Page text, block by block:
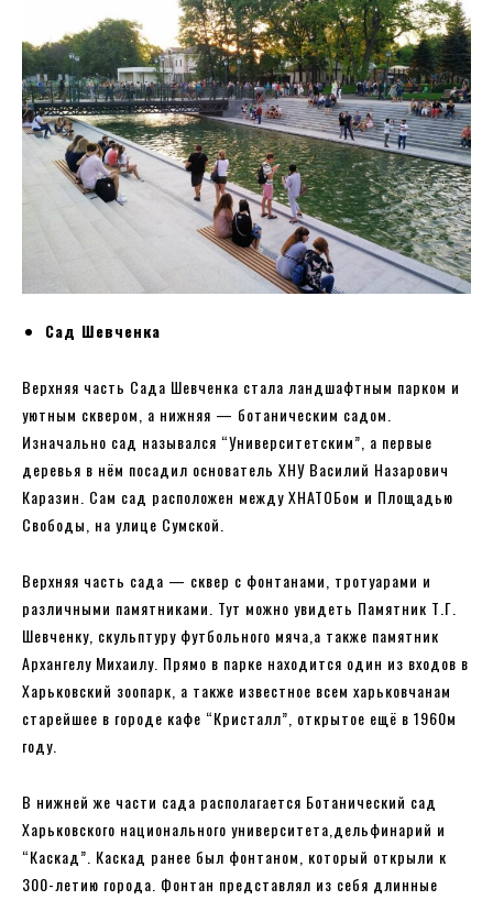
Сад Шевченка
Верхняя часть Сада Шевченка стала ландшафтным парком и
уютным сквером, а нижняя — ботаническим садом.
Изначально сад назывался “Университетским”, а первые
деревья в нём посадил основатель ХНУ Василий Назарович
Каразин. Сам сад расположен между ХНАТОБом и Площадью
Свободы, на улице Сумской.
Верхняя часть сада — сквер с фонтанами, тротуарами и
различными памятниками. Тут можно увидеть Памятник Т.Г.
Шевченку, скульптуру футбольного мяча,а также памятник
Архангелу Михаилу. Прямо в парке находится один из входов в
Харьковский зоопарк, а также известное всем харьковчанам
старейшее в городе кафе “Кристалл”, открытое ещё в 1960м
году.
В нижней же части сада располагается Ботанический сад
Харьковского национального университета,дельфинарий и
“Каскад”. Каскад ранее был фонтаном, который открыли к
300-летию города. Фонтан представлял из себя длинные